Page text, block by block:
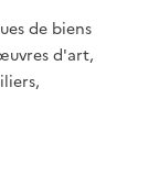
de biens
d'art,